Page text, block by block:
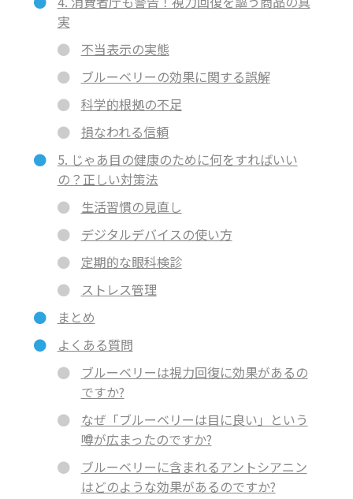
実
不当表示の実態
ブルーベリーの効果に関する誤解
科学的根拠の不足
損なわれる信頼
5. じゃあ目の健康のために何をすればいい
の？正しい対策法
生活習慣の見直し
デジタルデバイスの使い方
定期的な眼科検診
ストレス管理
まとめ
よくある質問
ブルーベリーは視力回復に効果があるの
ですか?
なぜ「ブルーベリーは目に良い」という
噂が広まったのですか?
ブルーベリーに含まれるアントシアニン
はどのような効果があるのですか?